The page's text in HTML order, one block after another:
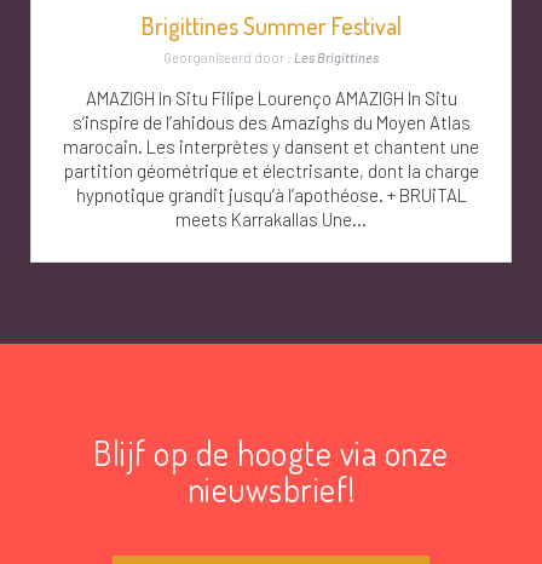
Brigittines Summer Festival
Georganiseerd door : Les Brigittines
AMAZIGH In Situ Filipe Lourenço AMAZIGH In Situ
s’inspire de l’ahidous des Amazighs du Moyen Atlas
marocain. Les interprètes y dansent et chantent une
partition géométrique et électrisante, dont la charge
hypnotique grandit jusqu’à l’apothéose. + BRUiTAL
meets Karrakallas Une...
Blijf op de hoogte via onze
nieuwsbrief!